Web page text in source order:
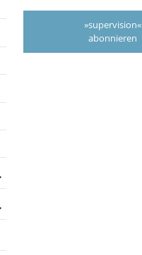
»supervision«
abonnieren